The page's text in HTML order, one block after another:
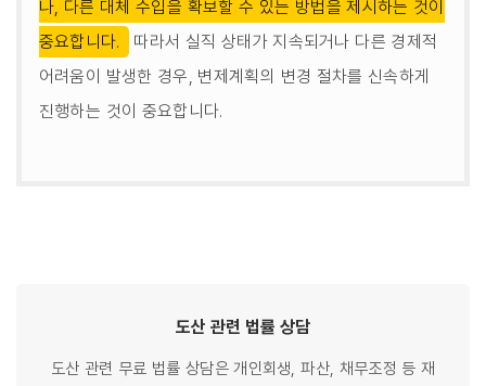
나, 다른 대체 수입을 확보할 수 있는 방법을 제시하는 것이
중요합니다.
따라서 실직 상태가 지속되거나 다른 경제적
어려움이 발생한 경우, 변제계획의 변경 절차를 신속하게
진행하는 것이 중요합니다.
도산 관련 법률 상담
도산 관련 무료 법률 상담은 개인회생, 파산, 채무조정 등 재